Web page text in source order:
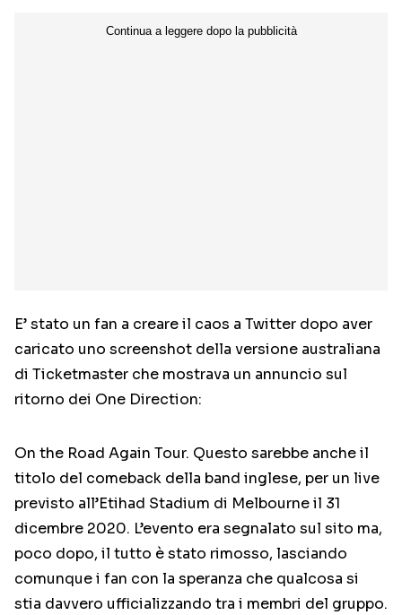
E’ stato un fan a creare il caos a Twitter dopo aver
caricato uno screenshot della versione australiana
di Ticketmaster che mostrava un annuncio sul
ritorno dei One Direction:
On the Road Again Tour. Questo sarebbe anche il
titolo del comeback della band inglese, per un live
previsto all’Etihad Stadium di Melbourne il 31
dicembre 2020. L’evento era segnalato sul sito ma,
poco dopo, il tutto è stato rimosso, lasciando
comunque i fan con la speranza che qualcosa si
stia davvero ufficializzando tra i membri del gruppo.